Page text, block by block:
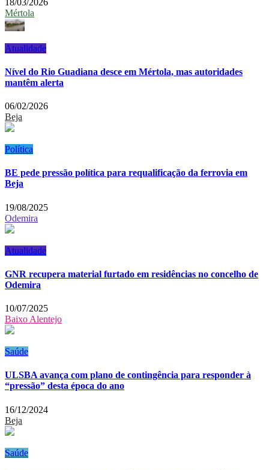
Mértola
Atualidade
Nível do Rio Guadiana desce em Mértola, mas autoridades
mantêm alerta
06/02/2026
Beja
Política
BE pede pressão política para requalificação da ferrovia em
Beja
19/08/2025
Odemira
Atualidade
GNR recupera material furtado em residências no concelho de
Odemira
10/07/2025
Baixo Alentejo
Saúde
ULSBA avança com plano de contingência para responder à
“pressão” desta época do ano
16/12/2024
Beja
Saúde